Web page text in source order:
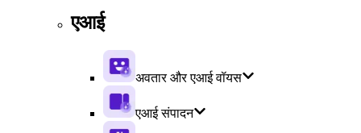
एआई
अवतार और एआई वॉयस
एआई संपादन